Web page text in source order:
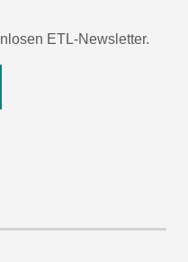
ETL-Newsletter.